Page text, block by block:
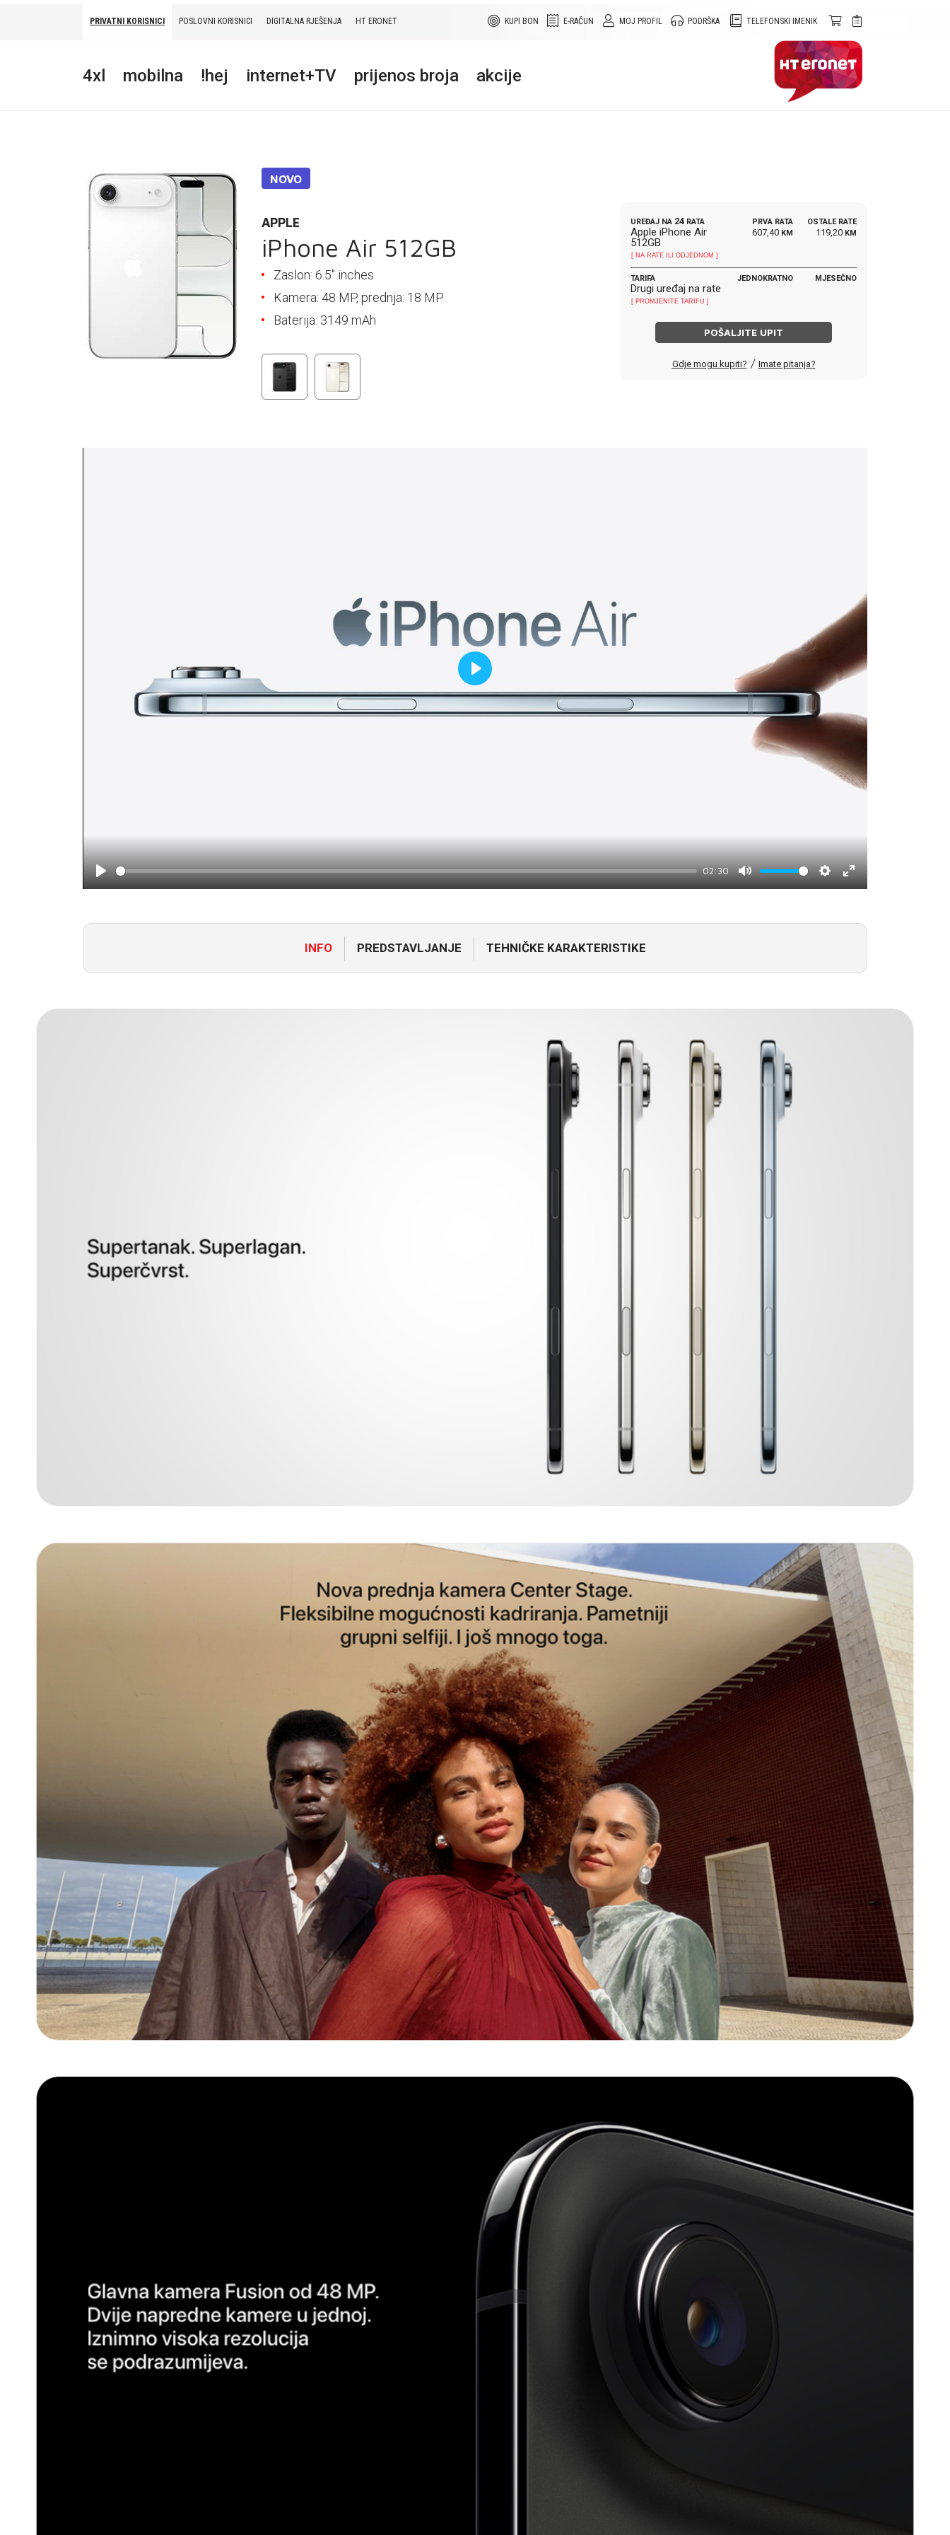
TELEFONSKI IMENIK
PODRŠKA
MOJ PROFIL
E-RAČUN
KUPI BON
PRIVATNI KORISNICI POSLOVNI KORISNICI DIGITALNA RJEŠENJA HT ERONET
4xl mobilna !hej internet+TV prijenos broja akcije
NOVO
APPLE
iPhone Air 512GB
Zaslon: 6.5'' inches
Kamera: 48 MP, prednja: 18 MP
Baterija: 3149 mAh
UREĐAJ NA 24 RATA
Apple iPhone Air
512GB
[ NA RATE ILI ODJEDNOM ]
PRVA RATA
607,40 KM
OSTALE RATE
119,20 KM
TARIFA
Drugi uređaj na rate
[ PROMJENITE TARIFU ]
JEDNOKRATNO MJESEČNO
POŠALJITE UPIT
Gdje mogu kupiti? / Imate pitanja?
Play
02:30
Mute Settings
Enter
Play
INFO PREDSTAVLJANJE TEHNIČKE KARAKTERISTIKE